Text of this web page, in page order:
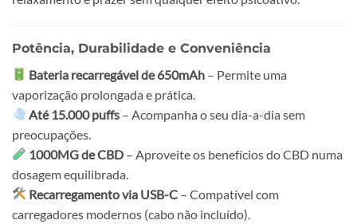
Potência, Durabilidade e Conveniência
Bateria recarregável de 650mAh – Permite uma
vaporização prolongada e prática.
Até 15.000 puffs – Acompanha o seu dia-a-dia sem
preocupações.
1000MG de CBD – Aproveite os benefícios do CBD numa
dosagem equilibrada.
Recarregamento via USB-C – Compatível com
carregadores modernos (cabo não incluído).